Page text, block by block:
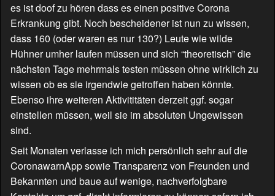
es ist doof zu hören dass es einen positive Corona
Erkrankung gibt. Noch bescheidener ist nun zu wissen,
dass 160 (oder waren es nur 130?) Leute wie wilde
Hühner umher laufen müssen und sich “theoretisch” die
nächsten Tage mehrmals testen müssen ohne wirklich zu
wissen ob es sie irgendwie getroffen haben könnte.
Ebenso ihre weiteren Aktivititäten derzeit ggf. sogar
einstellen müssen, weil sie im absoluten Ungewissen
sind.
Seit Monaten verlasse ich mich persönlich sehr auf die
CoronawarnApp sowie Transparenz von Freunden und
Bekannten und baue auf wenige, nachverfolgbare